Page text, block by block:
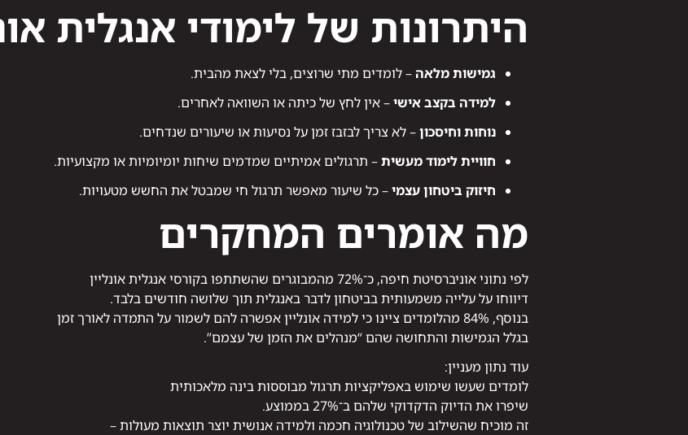
היתרונות של לימודי אנגלית
גמישות מלאה – לומדים מתי שרוצים, בלי לצאת מהבית.
למידה בקצב אישי– אין לחץ של כיתה או השוואה לאחרים.
נוחות וחיסכון– לא צריך לבזבז זמן על נסיעות או שיעורים שנדחים.
חוויית לימוד מעשית– תרגולים אמיתיים שמדמים שיחות יומיומיות או מקצועיות.
חיזוק ביטחון עצמי– כל שיעור מאפשר תרגול חי שמבטל את החשש מטעויות.
מה אומרים המחקרים
לפי נתוני אוניברסיטת חיפה, כ־72% מהמבוגרים שהשתתפו בקורסי אנגלית אונליין
דיווחו על עלייה משמעותית בביטחון לדבר באנגלית תוך שלושה חודשים בלבד.
בנוסף, 84% מהלומדים ציינו כי למידה אונליין אפשרה להם לשמור על התמדה לאורך זמן
בגלל הגמישות והתחושה שהם “מנהלים את הזמן של עצמם”.
עוד נתון מעניין:
לומדים שעשו שימוש באפליקציות תרגול מבוססות בינה מלאכותית
שיפרו את הדיוק הדקדוקי שלהם ב־27% בממוצע.
זה מוכיח שהשילוב של טכנולוגיה חכמה ולמידה אנושית יוצר תוצאות מעולות –